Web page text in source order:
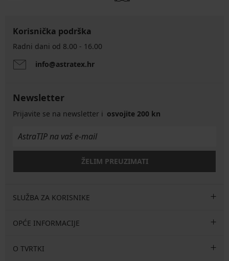
Korisnička podrška
Radni dani od 8.00 - 16.00
info@astratex.hr
Newsletter
Prijavite se na newsletter i osvojite 200 kn
ŽELIM PREUZIMATI
SLUŽBA ZA KORISNIKE
OPĆE INFORMACIJE
O TVRTKI